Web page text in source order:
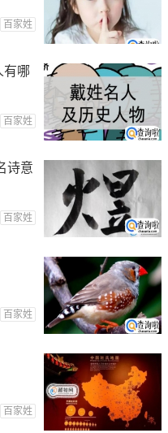
百家姓
有哪
百家姓
百家姓
百家姓
百家姓